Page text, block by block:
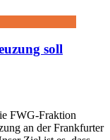
soll
FWG-Fraktion
an der Frankfurter